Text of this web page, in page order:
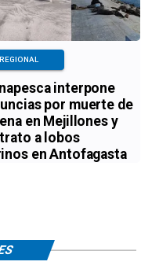
interpone
por muerte de
en Mejillones y
a lobos
en Antofagasta
REGIONAL